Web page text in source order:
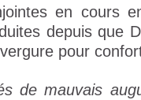
en cours
depuis que
pour
de mauvais